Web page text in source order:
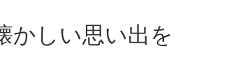
かしい思い出を